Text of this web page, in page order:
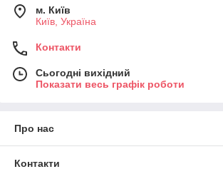
м. Київ
Київ, Україна
Контакти
Сьогодні вихідний
Показати весь графік роботи
Про нас
Контакти